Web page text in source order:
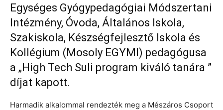
Egységes Gyógypedagógiai Módszertani
Intézmény, Óvoda, Általános Iskola,
Szakiskola, Készségfejlesztő Iskola és
Kollégium (Mosoly EGYMI) pedagógusa
a „High Tech Suli program kiváló tanára ”
díjat kapott.
Harmadik alkalommal rendezték meg a Mészáros Csoport